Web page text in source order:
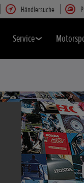
Händlersuche
Service